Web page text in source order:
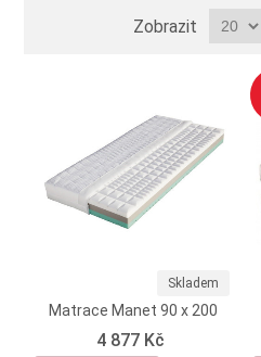
Zobrazit
Skladem
Matrace Manet 90 x 200
4 877 Kč